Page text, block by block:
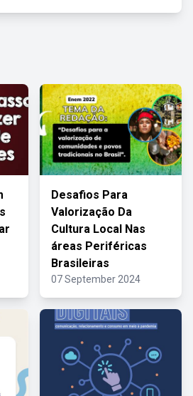
Desafios Para
Valorização Da
Cultura Local Nas
áreas Periféricas
Brasileiras
07 September 2024